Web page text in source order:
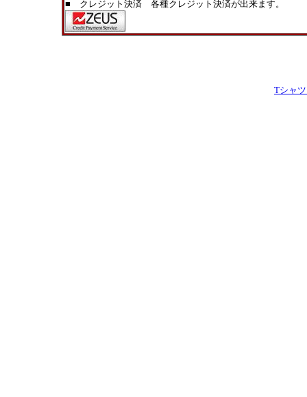
■ クレジット決済 各種クレジット決済が出来ます。
Tシャ